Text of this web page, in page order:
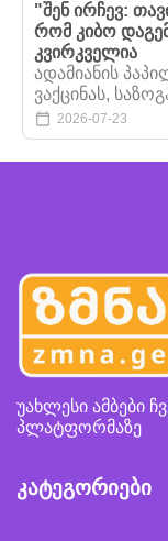
"შენ ირჩევ:
რომ კიბო
კვირკველია
ადამიანის
ვაქცინას,
2026-07-23
უახლესი ამბები
პლატფორმაზე
კატეგორიები